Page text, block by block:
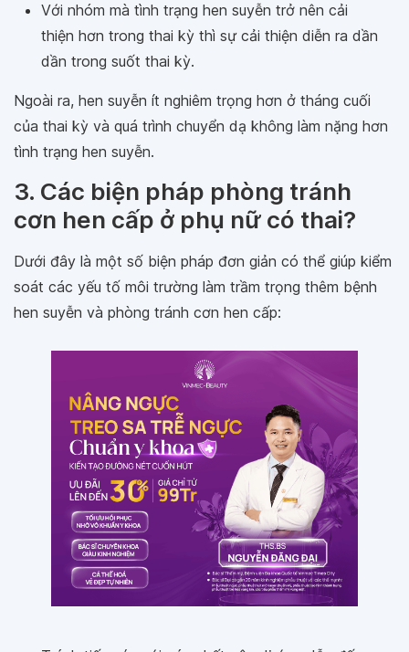
Với nhóm mà tình trạng hen suyễn trở nên cải
thiện hơn trong thai kỳ thì sự cải thiện diễn ra dần
dần trong suốt thai kỳ.
Ngoài ra, hen suyễn ít nghiêm trọng hơn ở tháng cuối
của thai kỳ và quá trình chuyển dạ không làm nặng hơn
tình trạng hen suyễn.
3. Các biện pháp phòng tránh
cơn hen cấp ở phụ nữ có thai?
Dưới đây là một số biện pháp đơn giản có thể giúp kiểm
soát các yếu tố môi trường làm trầm trọng thêm bệnh
hen suyễn và phòng tránh cơn hen cấp: